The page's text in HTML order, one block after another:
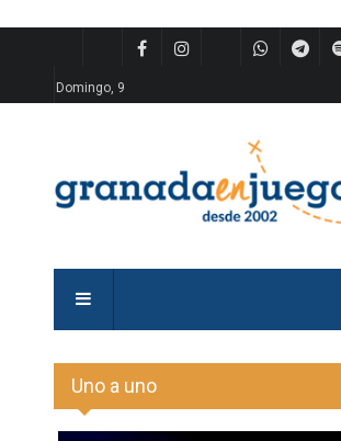
Domingo, 9
Uno a uno